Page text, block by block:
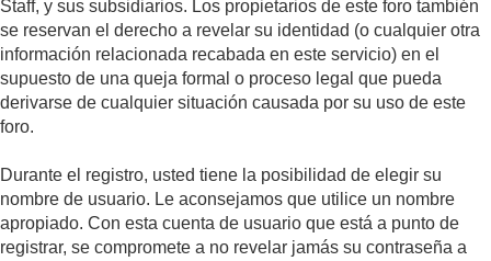
Staff, y sus subsidiarios. Los propietarios de este foro también
se reservan el derecho a revelar su identidad (o cualquier otra
información relacionada recabada en este servicio) en el
supuesto de una queja formal o proceso legal que pueda
derivarse de cualquier situación causada por su uso de este
foro.
Durante el registro, usted tiene la posibilidad de elegir su
nombre de usuario. Le aconsejamos que utilice un nombre
apropiado. Con esta cuenta de usuario que está a punto de
registrar, se compromete a no revelar jamás su contraseña a